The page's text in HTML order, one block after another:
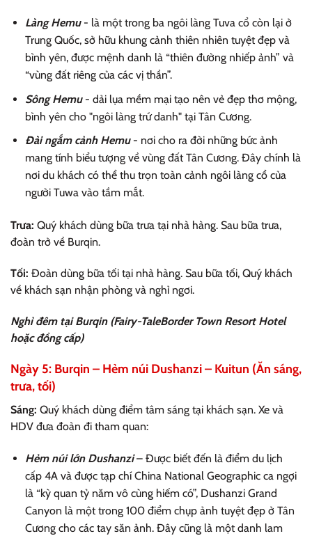
Làng Hemu- là một trong ba ngôi làng Tuva cổ còn lại ở
Trung Quốc, sở hữu khung cảnh thiên nhiên tuyệt đẹp và
bình yên, được mệnh danh là “thiên đường nhiếp ảnh” và
“vùng đất riêng của các vị thần”.
Sông Hemu- dải lụa mềm mại tạo nên vẻ đẹp thơ mộng,
bình yên cho "ngôi làng trứ danh" tại Tân Cương.
Đài ngắm cảnh Hemu- nơi cho ra đời những bức ảnh
mang tính biểu tượng về vùng đất Tân Cương. Đây chính là
nơi du khách có thể thu trọn toàn cảnh ngôi làng cổ của
người Tuwa vào tầm mắt.
Trưa: Quý khách dùng bữa trưa tại nhà hàng. Sau bữa trưa,
đoàn trở về Burqin.
Tối: Đoàn dùng bữa tối tại nhà hàng. Sau bữa tối, Quý khách
về khách sạn nhận phòng và nghỉ ngơi.
Nghỉ đêm tại Burqin (Fairy-TaleBorder Town Resort Hotel
hoặc đồng cấp)
Ngày 5: Burqin – Hẻm núi Dushanzi – Kuitun (Ăn sáng,
trưa, tối)
Sáng: Quý khách dùng điểm tâm sáng tại khách sạn. Xe và
HDV đưa đoàn đi tham quan:
Hẻm núi lớn Dushanzi– Được biết đến là điểm du lịch
cấp 4A và được tạp chí China National Geographic ca ngợi
là “kỳ quan tỷ năm vô cùng hiếm có”, Dushanzi Grand
Canyon là một trong 100 điểm chụp ảnh tuyệt đẹp ở Tân
Cương cho các tay săn ảnh. Đây cũng là một danh lam